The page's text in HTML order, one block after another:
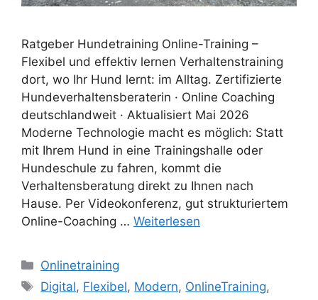
Ratgeber Hundetraining Online-Training –
Flexibel und effektiv lernen Verhaltenstraining
dort, wo Ihr Hund lernt: im Alltag. Zertifizierte
Hundeverhaltensberaterin · Online Coaching
deutschlandweit · Aktualisiert Mai 2026
Moderne Technologie macht es möglich: Statt
mit Ihrem Hund in eine Trainingshalle oder
Hundeschule zu fahren, kommt die
Verhaltensberatung direkt zu Ihnen nach
Hause. Per Videokonferenz, gut strukturiertem
Online-Coaching … Weiterlesen
Onlinetraining
Digital, Flexibel, Modern, OnlineTraining,